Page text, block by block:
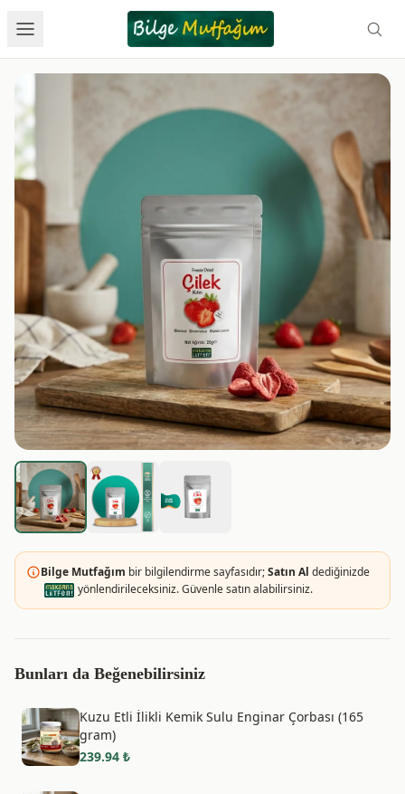
Bilge Mutfağım bir bilgilendirme sayfasıdır;Satın Al dediğinizde
yönlendirileceksiniz. Güvenle satın alabilirsiniz.
Bunları da Beğenebilirsiniz
Kuzu Etli İlikli Kemik Sulu Enginar Çorbası (165
gram)
239.94 ₺